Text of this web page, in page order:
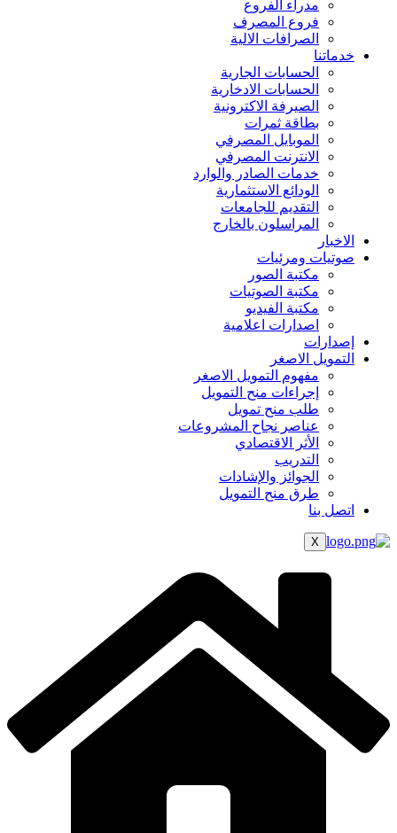
مدراء الفروع
فروع المصرف
الصرافات الالية
خدماتنا
الحسابات الجارية
الحسابات الادخارية
الصيرفة الاكترونية
بطاقة ثمرات
الموبايل المصرفي
الانترنت المصرفي
خدمات الصادر والوارد
الودائع الاستثمارية
التقديم للجامعات
المراسلون بالخارج
الاخبار
صوتيات ومرئيات
مكتبة الصور
مكتبة الصوتيات
مكتبة الفيديو
اصدارات اعلامية
إصدارات
التمويل الاصغر
مفهوم التمويل الاصغر
إجراءات منح التمويل
طلب منح تمويل
عناصر نجاح المشروعات
الأثر الاقتصادي
التدريب
الجوائز والإشادات
طرق منح التمويل
اتصل بنا
X